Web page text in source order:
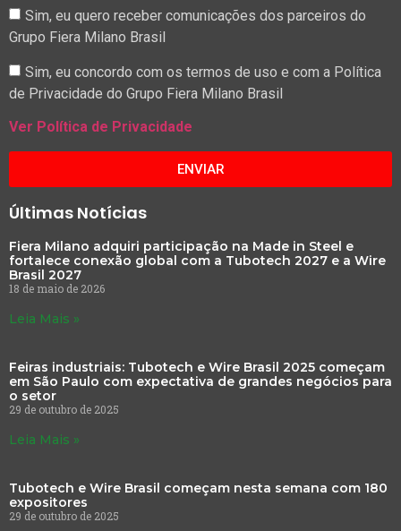
Sim, eu quero receber comunicações dos parceiros do
Grupo Fiera Milano Brasil
Sim, eu concordo com os termos de uso e com a Política
de Privacidade do Grupo Fiera Milano Brasil
Ver Política de Privacidade
ENVIAR
Últimas Notícias
Fiera Milano adquiri participação na Made in Steel e
fortalece conexão global com a Tubotech 2027 e a Wire
Brasil 2027
18 de maio de 2026
Leia Mais »
Feiras industriais: Tubotech e Wire Brasil 2025 começam
em São Paulo com expectativa de grandes negócios para
o setor
29 de outubro de 2025
Leia Mais »
Tubotech e Wire Brasil começam nesta semana com 180
expositores
29 de outubro de 2025